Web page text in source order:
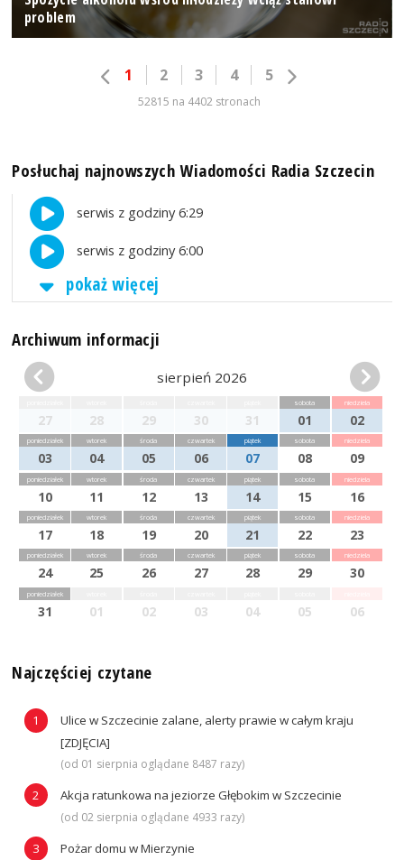
problem
1 2 3 4 5
52815 na 4402 stronach
Posłuchaj najnowszych Wiadomości Radia Szczecin
serwis z godziny 6:29
serwis z godziny 6:00
pokaż więcej
Archiwum informacji
sierpień 2026
27 28 29 30 31
sobota
01
niedziela
02
poniedziałek
03
wtorek
04
środa
05
czwartek
06
piątek
07
sobota
08
niedziela
09
poniedziałek
10
wtorek
11
środa
12
czwartek
13
piątek
14
sobota
15
niedziela
16
poniedziałek
17
wtorek
18
środa
19
czwartek
20
piątek
21
sobota
22
niedziela
23
poniedziałek
24
wtorek
25
środa
26
czwartek
27
piątek
28
sobota
29
niedziela
30
poniedziałek
31 01 02 03 04 05 06
Najczęściej czytane
Ulice w Szczecinie zalane, alerty prawie w całym kraju
[ZDJĘCIA]
(od 01 sierpnia oglądane 8487 razy)
Akcja ratunkowa na jeziorze Głębokim w Szczecinie
(od 02 sierpnia oglądane 4933 razy)
Pożar domu w Mierzynie